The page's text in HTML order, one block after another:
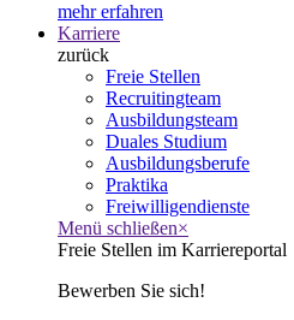
mehr erfahren
Karriere
zurück
Freie Stellen
Recruitingteam
Ausbildungsteam
Duales Studium
Ausbildungsberufe
Praktika
Freiwilligendienste
Menü schließen×
Freie Stellen im Karriereportal
Bewerben Sie sich!